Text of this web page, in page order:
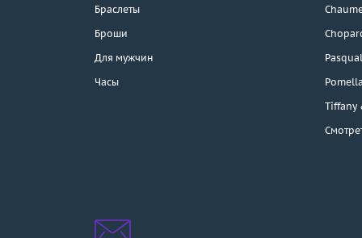
Бесплатная доставка
Браслеты
Броши
Для мужчин
Часы
Tiffany